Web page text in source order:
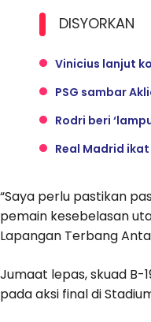
DISYORKAN
Vinicius lanjut
PSG sambar
Rodri beri
Real Madrid
“Saya perlu pastikan
pemain kesebelasan
Lapangan Terbang
Jumaat lepas, skuad B-
pada aksi final di